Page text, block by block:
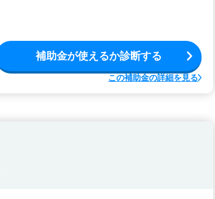
補助金が使えるか診断する
この補助金の詳細を見る